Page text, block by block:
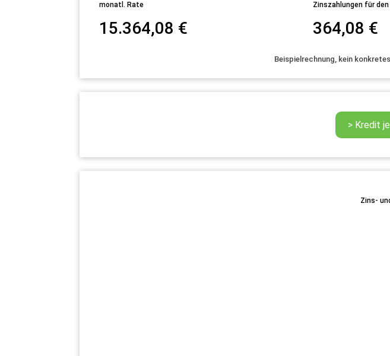
monatl. Rate
15.364,08 €
Zinszahlungen für
364,08 €
Beispielrechnung, kein
Zins-